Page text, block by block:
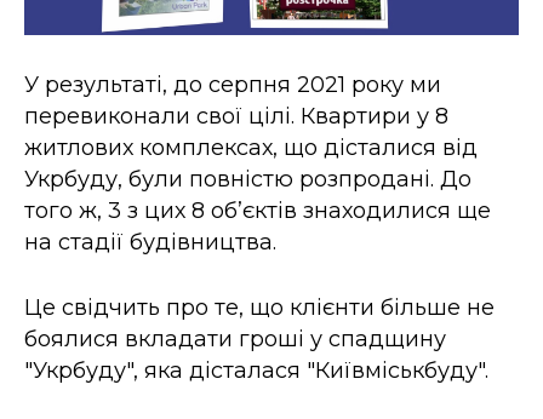
У результаті, до серпня 2021 року ми
перевиконали свої цілі. Квартири у 8
житлових комплексах, що дісталися від
Укрбуду, були повністю розпродані. До
того ж, 3 з цих 8 об’єктів знаходилися ще
на стадії будівництва.
Це свідчить про те, що клієнти більше не
боялися вкладати гроші у спадщину
"Укрбуду", яка дісталася "Київміськбуду".